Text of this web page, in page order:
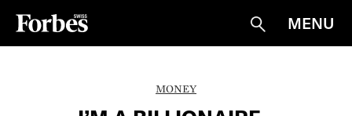
Suche
MENU
MONEY